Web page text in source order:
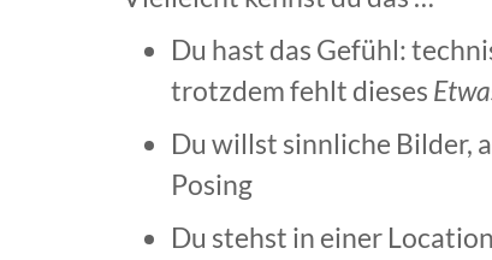
Du hast das Gefühl:
trotzdem fehlt dieses
Du willst sinnliche Bilder,
Posing
Du stehst in einer